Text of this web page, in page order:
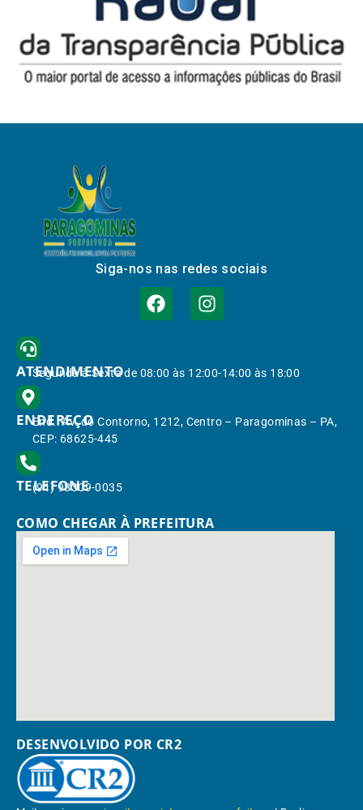
Siga-nos nas redes sociais
ATENDIMENTO
Segunda à Sexta de 08:00 às 12:00-14:00 às 18:00
ENDEREÇO
End.: Av. do Contorno, 1212, Centro – Paragominas – PA,
CEP: 68625-445
TELEFONE
(91) 98309-0035
COMO CHEGAR À PREFEITURA
DESENVOLVIDO POR CR2